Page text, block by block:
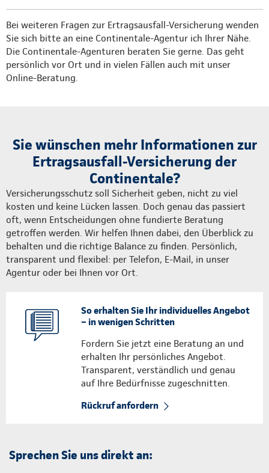
Bei weiteren Fragen zur Ertragsausfall-Versicherung wenden
Sie sich bitte an eine Continentale-Agentur ich Ihrer Nähe.
Die Continentale-Agenturen beraten Sie gerne. Das geht
persönlich vor Ort und in vielen Fällen auch mit unser
Online-Beratung.
Sie wünschen mehr Informationen zur
Ertragsausfall-Versicherung der
Continentale?
Versicherungsschutz soll Sicherheit geben, nicht zu viel
kosten und keine Lücken lassen. Doch genau das passiert
oft, wenn Entscheidungen ohne fundierte Beratung
getroffen werden. Wir helfen Ihnen dabei, den Überblick zu
behalten und die richtige Balance zu finden. Persönlich,
transparent und flexibel: per Telefon, E-Mail, in unser
Agentur oder bei Ihnen vor Ort.
So erhalten Sie Ihr individuelles Angebot
– in wenigen Schritten
Fordern Sie jetzt eine Beratung an und
erhalten Ihr persönliches Angebot.
Transparent, verständlich und genau
auf Ihre Bedürfnisse zugeschnitten.
Rückruf anfordern
Sprechen Sie uns direkt an: